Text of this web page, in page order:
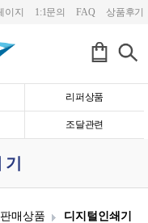
이지 1:1문의 FAQ 상품후기
리퍼상품
조달관련
판매상품 디지털인쇄기